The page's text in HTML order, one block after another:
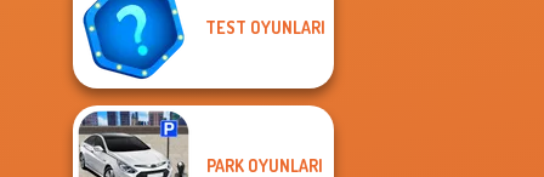
TEST OYUNLARI
PARK OYUNLARI